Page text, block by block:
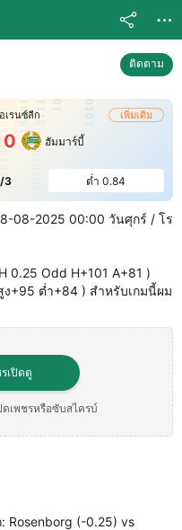
ติดตาม
เรนซ์ลีก เพิ่มเดิม
0 ฮัมมาร์บี้
3 ต่ำ 0.84
08-2025 00:00 วันศุกร์ / โร
0.25 Odd H+101 A+81 )
+95 ต่ำ+84 ) สำหรับเกมนี้ผม
เปิดดู
เพชรหรือซับสไครบ์
Rosenborg (-0.25) vs